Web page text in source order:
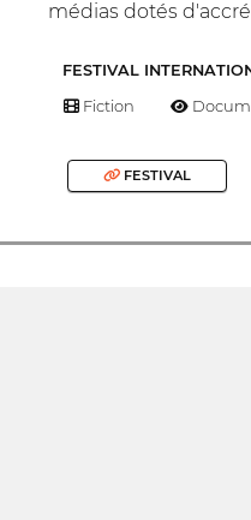
médias dotés
FESTIVAL
Fiction
FESTIVAL